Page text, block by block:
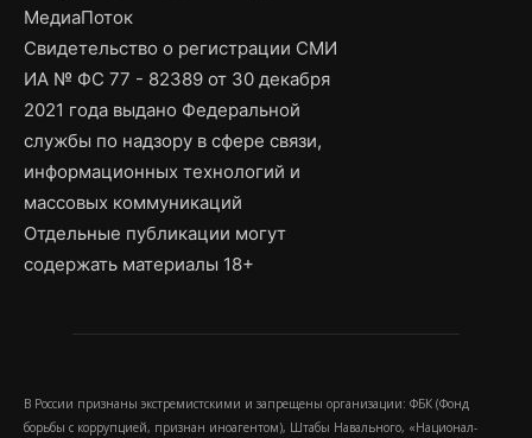
МедиаПоток
Свидетельство о регистрации СМИ
ИА № ФС 77 - 82389 от 30 декабря
2021 года выдано Федеральной
службы по надзору в сфере связи,
информационных технологий и
массовых коммуникаций
Отдельные публикации могут
содержать материалы 18+
В России признаны экстремистскими и запрещены организации: ФБК (Фонд
борьбы с коррупцией, признан иноагентом), Штабы Навального, «Национал-